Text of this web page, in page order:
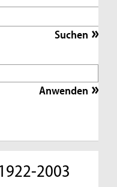
2003